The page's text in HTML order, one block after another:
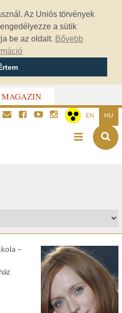
Az Uniós törvények
a sütik
be az oldalt. Bővebb
MAGAZIN
EN HU
–